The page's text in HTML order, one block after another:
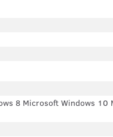
8 Microsoft Windows